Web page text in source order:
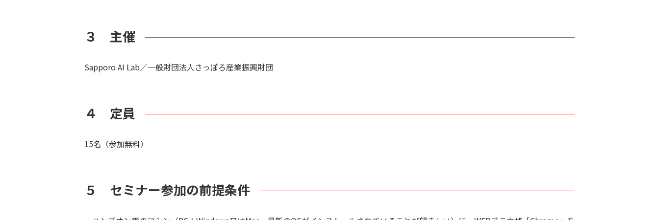
３ 主催
Sapporo AI Lab／一般財団法人さっぽろ産業振興財団
４ 定員
15名（参加無料）
５ セミナー参加の前提条件